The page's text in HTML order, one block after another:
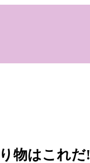
物はこれだ!